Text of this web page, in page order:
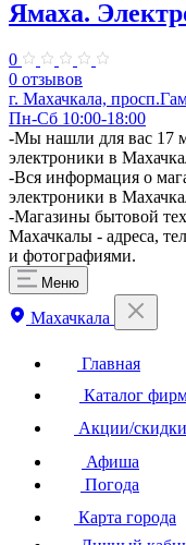
Ямаха.
0
0 отзывов
г. Махачкала,
Пн-Сб 10:00-18:00
-Мы нашли для вас 17
электроники в
-Вся информация о
электроники в
-Магазины бытовой
Махачкалы - адреса,
и фотографиями.
Меню
Махачкала
Главная
Каталог
Акции/скидки
Афиша
Погода
Карта города